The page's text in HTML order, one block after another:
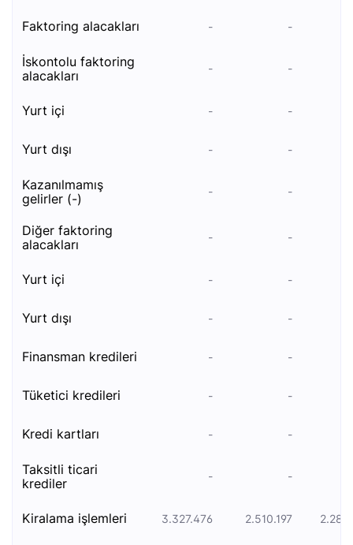
faktori̇ng alacaklari - -
i̇skontolu faktoring
alacakları
- -
yurt i̇çi - -
yurt dışı - -
kazanılmamış
gelirler (-)
- -
diğer faktoring
alacakları
- -
yurt i̇çi - -
yurt dışı - -
fi̇nansman kredi̇leri̇ - -
tüketici kredileri - -
kredi kartları - -
taksitli ticari
krediler
- -
ki̇ralama i̇şlemleri̇ 3.327.476 2.510.197